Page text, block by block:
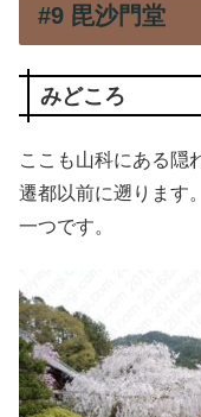
#9 毘沙門堂
みどころ
ここも山科にある隠
遷都以前に遡ります
一つです。